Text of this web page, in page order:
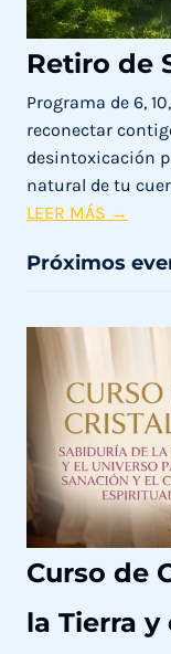
Retiro de
Programa de 6,
reconectar
desintoxicación
natural de tu
LEER MÁS →
t
e
S
a
n
a
c
i
n
Próximos
Curso de
la Tierra